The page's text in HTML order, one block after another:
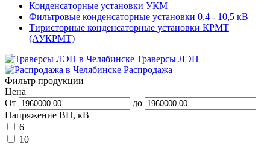
Конденсаторные установки УКМ
Фильтровые конденсаторные установки 0,4 - 10,5 кВ
Тиристорные конденсаторные установки КРМТ
(АУКРМТ)
Траверсы ЛЭП
Распродажа
Фильтр продукции
Цена
От
до
Напряжение ВН, кВ
6
10